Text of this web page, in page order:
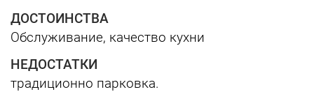
ДОСТОИНСТВА
Обслуживание, качество кухни
НЕДОСТАТКИ
традиционно парковка.